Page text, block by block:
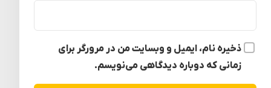
ذخیره نام، ایمیل و وبسایت من در مرورگر برای
زمانی که دوباره دیدگاهی می‌نویسم.